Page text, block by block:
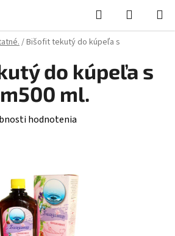
Hľadať
KOŠÍK
/Bišofit tekutý do kúpeľa s
do kúpeľa s
ml.
hodnotenia